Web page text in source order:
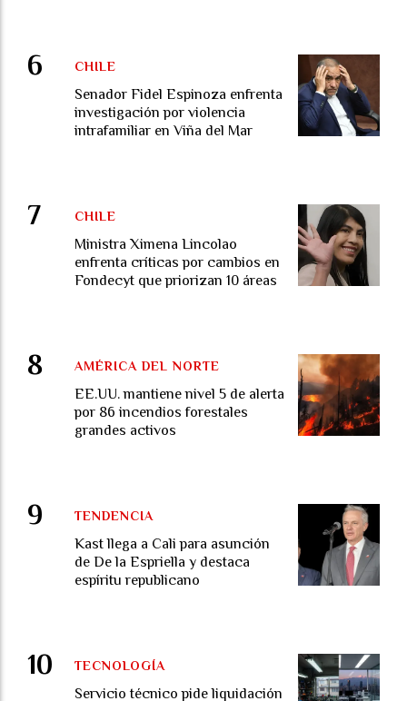
Senador Fidel Espinoza enfrenta
investigación por violencia
intrafamiliar en Viña del Mar
CHILE
Ministra Ximena Lincolao
enfrenta críticas por cambios en
Fondecyt que priorizan 10 áreas
CHILE
EE.UU. mantiene nivel 5 de alerta
por 86 incendios forestales
grandes activos
AMÉRICA DEL NORTE
Kast llega a Cali para asunción
de De la Espriella y destaca
espíritu republicano
TENDENCIA
Servicio técnico pide liquidación
TECNOLOGÍA